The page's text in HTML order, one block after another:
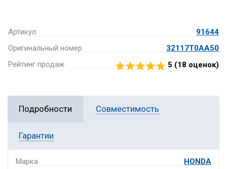
Артикул
91644
Оригинальный номер
32117T0AA50
Рейтинг продаж
5 (18 оценок)
Подробности Совместимость
Гарантии
Марка
HONDA